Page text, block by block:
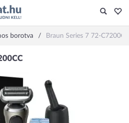
borotva Braun Series 7 72-C7200CC